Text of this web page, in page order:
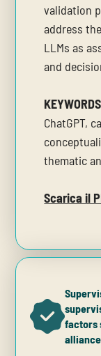
validation
address
LLMs as
and
ChatGPT,
thematic
Scarica il
factors